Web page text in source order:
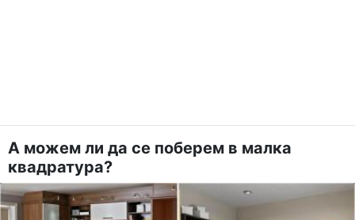
А можем ли да се поберем в малка
квадратура?